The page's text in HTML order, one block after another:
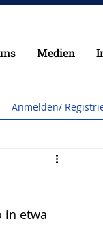
Medien
Anmelden/
in etwa